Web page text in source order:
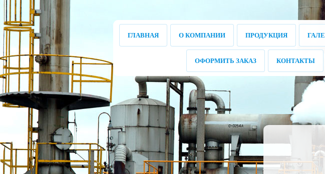
ГЛАВНАЯ О КОМПАНИИ ПРОДУКЦИЯ
ОФОРМИТЬ ЗАКАЗ КОНТАКТЫ